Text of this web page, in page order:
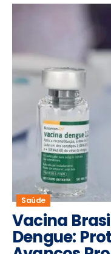
Saúde
Vacina
Dengue: